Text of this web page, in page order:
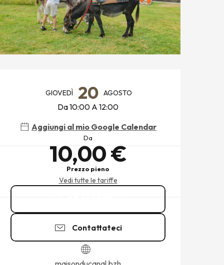
E CONTATTI
GIOVEDÌ 20 AGOSTO
Da 10:00 A 12:00
Aggiungi al mio Google Calendar
Da
10,00 €
Prezzo pieno
Vedi tutte le tariffe
Contattateci